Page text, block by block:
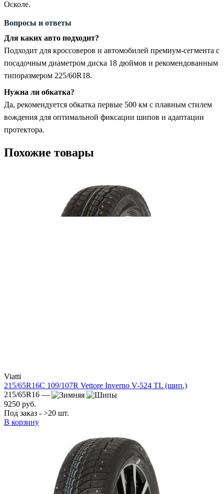
Осколе.
Вопросы и ответы
Для каких авто подходит?
Подходит для кроссоверов и автомобилей премиум-сегмента с
посадочным диаметром диска 18 дюймов и рекомендованным
типоразмером 225/60R18.
Нужна ли обкатка?
Да, рекомендуется обкатка первые 500 км с плавным стилем
вождения для оптимальной фиксации шипов и адаптации
протектора.
Похожие товары
Viatti
215/65R16C 109/107R Vettore Inverno V-524 TL (шип.)
215/65R16 —
9250 руб.
Под заказ - >20 шт.
В корзину